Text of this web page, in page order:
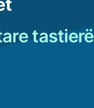
tastierë